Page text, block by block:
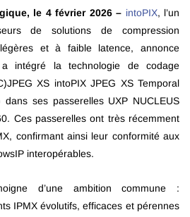
le 4 février 2026 – intoPIX, l’un
de solutions de compression
et à faible latence, annonce
a intégré la technologie de codage
XS intoPIX JPEG XS Temporal
dans ses passerelles UXP NUCLEUS
Ces passerelles ont très récemment
confirmant ainsi leur conformité aux
interopérables.
d’une ambition commune :
IPMX évolutifs, efficaces et pérennes